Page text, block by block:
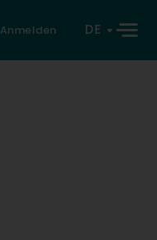
Anmelden DE